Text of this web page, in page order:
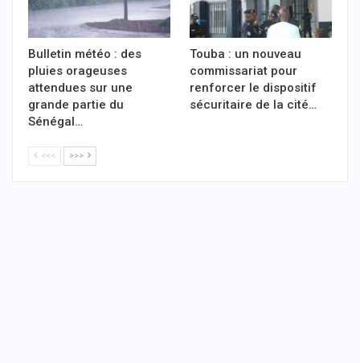
Bulletin météo : des
pluies orageuses
attendues sur une
grande partie du
Sénégal…
Touba : un nouveau
commissariat pour
renforcer le dispositif
sécuritaire de la cité…
<<< >>>